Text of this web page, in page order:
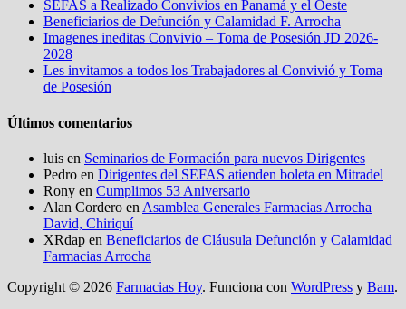
SEFAS a Realizado Convivios en Panamá y el Oeste
Beneficiarios de Defunción y Calamidad F. Arrocha
Imagenes ineditas Convivio – Toma de Posesión JD 2026-
2028
Les invitamos a todos los Trabajadores al Convivió y Toma
de Posesión
Últimos comentarios
luis en Seminarios de Formación para nuevos Dirigentes
Pedro en Dirigentes del SEFAS atienden boleta en Mitradel
Rony en Cumplimos 53 Aniversario
Alan Cordero en Asamblea Generales Farmacias Arrocha
David, Chiriquí
XRdap en Beneficiarios de Cláusula Defunción y Calamidad
Farmacias Arrocha
Copyright © 2026 Farmacias Hoy. Funciona con WordPress y Bam.